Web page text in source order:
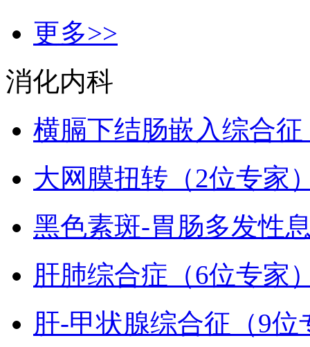
更多>>
消化内科
横膈下结肠嵌入综合
大网膜扭转（2位专家
黑色素斑-胃肠多发性
肝肺综合症（6位专家
肝-甲状腺综合征（9位